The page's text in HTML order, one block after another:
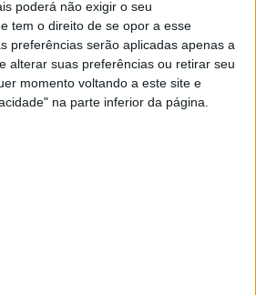
poderá não exigir o seu
tem o direito de se opor a esse
preferências serão aplicadas apenas a
alterar suas preferências ou retirar seu
momento voltando a este site e
na parte inferior da página.
eliminadas, Bagnaia e Marini
já a seguir…